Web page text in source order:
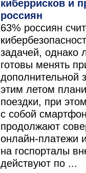
киберрисков и
россиян
63% россиян
задачей, однако
готовы менять
дополнительной
этим летом
поездки, при
с собой
продолжают
онлайн-платежи
на госпорталы
действуют по ...